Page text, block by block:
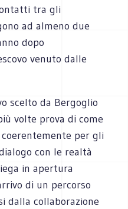
tra gli
ad almeno due
dopo
venuto dalle
scelto da Bergoglio
volte prova di come
per gli
con le realtà
in apertura
di un percorso
dalla collaborazione